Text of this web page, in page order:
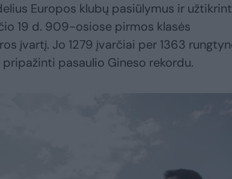
Europos klubų pasiūlymus ir
19 d. 909-osiose pirmos klasės
įvartį. Jo 1279 įvarčiai per 1363
pasaulio Gineso rekordu.